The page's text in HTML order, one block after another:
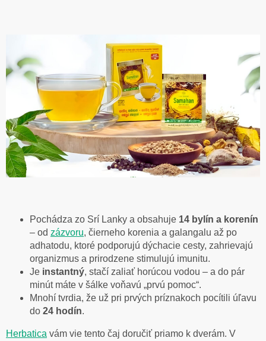
Pochádza zo Srí Lanky a obsahuje 14 bylín a korenín
– od zázvoru, čierneho korenia a galangalu až po
adhatodu, ktoré podporujú dýchacie cesty, zahrievajú
organizmus a prirodzene stimulujú imunitu.
Je instantný, stačí zaliať horúcou vodou – a do pár
minút máte v šálke voňavú „prvú pomoc“.
Mnohí tvrdia, že už pri prvých príznakoch pocítili úľavu
do 24 hodín.
Herbatica vám vie tento čaj doručiť priamo k dverám. V